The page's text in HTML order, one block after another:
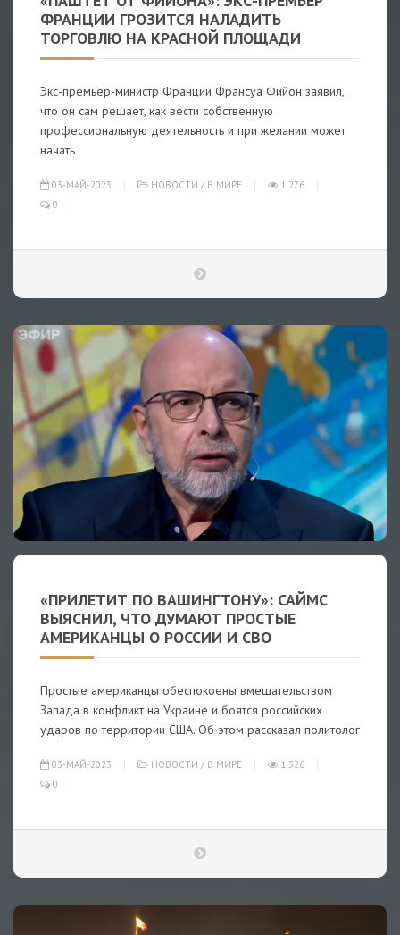
ФРАНЦИИ ГРОЗИТСЯ НАЛАДИТЬ
ТОРГОВЛЮ НА КРАСНОЙ ПЛОЩАДИ
Экс-премьер-министр Франции Франсуа Фийон заявил,
что он сам решает, как вести собственную
профессиональную деятельность и при желании может
начать
03-МАЙ-2023 НОВОСТИ / В МИРЕ
1 276
0
«ПРИЛЕТИТ ПО ВАШИНГТОНУ»: САЙМС
ВЫЯСНИЛ, ЧТО ДУМАЮТ ПРОСТЫЕ
АМЕРИКАНЦЫ О РОССИИ И СВО
Простые американцы обеспокоены вмешательством
Запада в конфликт на Украине и боятся российских
ударов по территории США. Об этом рассказал политолог
03-МАЙ-2023 НОВОСТИ / В МИРЕ
1 326
0